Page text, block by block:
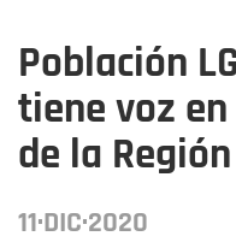
Población
tiene voz
de la
11·DIC·2020